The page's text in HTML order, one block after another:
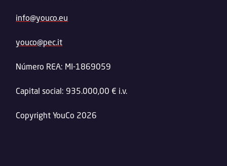
info@youco.eu
youco@pec.it
Número REA: MI-1869059
Capital social: 935.000,00 € i.v.
Copyright YouCo 2026